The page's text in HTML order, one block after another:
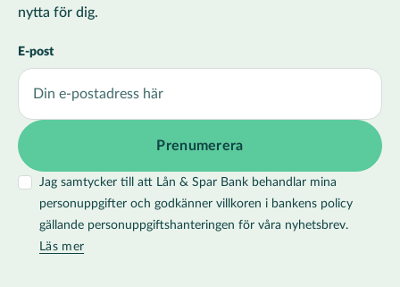
nytta för dig.
E-post
Jag samtycker till att Lån & Spar Bank behandlar mina
personuppgifter och godkänner villkoren i bankens policy
gällande personuppgiftshanteringen för våra nyhetsbrev.
Läs mer